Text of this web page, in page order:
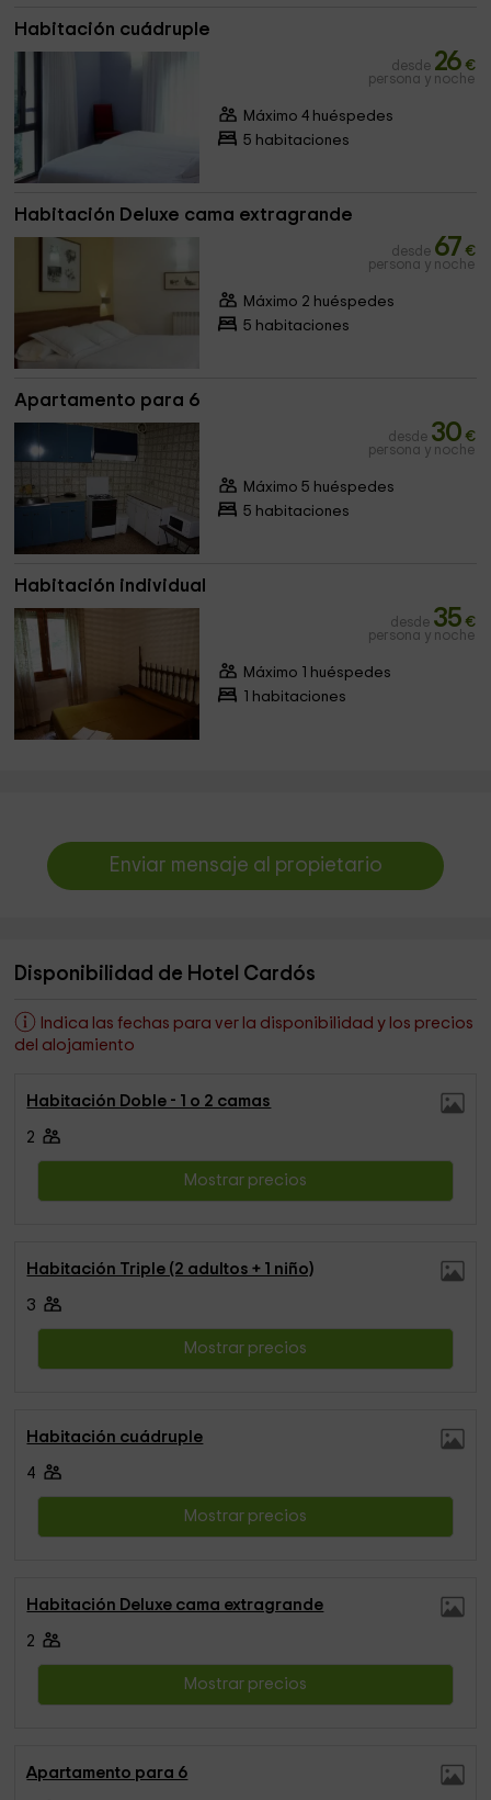
Habitación cuádruple
desde 26 €
persona y noche
Máximo 4 huéspedes
5 habitaciones
Habitación Deluxe cama extragrande
desde 67 €
persona y noche
Máximo 2 huéspedes
5 habitaciones
Apartamento para 6
desde 30 €
persona y noche
Máximo 5 huéspedes
5 habitaciones
Habitación individual
desde 35 €
persona y noche
Máximo 1 huéspedes
1 habitaciones
Enviar mensaje al propietario
Disponibilidad de Hotel Cardós
Indica las fechas para ver la disponibilidad y los precios
del alojamiento
Habitación Doble - 1 o 2 camas
2
Mostrar precios
Habitación Triple (2 adultos + 1 niño)
3
Mostrar precios
Habitación cuádruple
4
Mostrar precios
Habitación Deluxe cama extragrande
2
Mostrar precios
Apartamento para 6